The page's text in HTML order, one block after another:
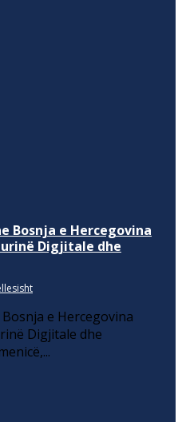
Bosnja e Hercegovina
Digjitale dhe
e Hercegovina
Digjitale dhe